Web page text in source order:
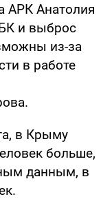
АРК Анатолия
и выброс
из-за
в работе
в Крыму
больше,
данным, в